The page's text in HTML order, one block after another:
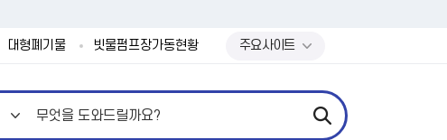
대형폐기물 빗물펌프장가동현황 주요사이트